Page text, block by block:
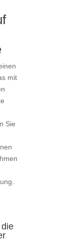
mit
Sie